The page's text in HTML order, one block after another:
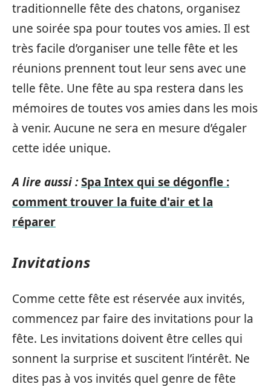
traditionnelle fête des chatons, organisez
une soirée spa pour toutes vos amies. Il est
très facile d’organiser une telle fête et les
réunions prennent tout leur sens avec une
telle fête. Une fête au spa restera dans les
mémoires de toutes vos amies dans les mois
à venir. Aucune ne sera en mesure d’égaler
cette idée unique.
A lire aussi :Spa Intex qui se dégonfle :
comment trouver la fuite d'air et la
réparer
Invitations
Comme cette fête est réservée aux invités,
commencez par faire des invitations pour la
fête. Les invitations doivent être celles qui
sonnent la surprise et suscitent l’intérêt. Ne
dites pas à vos invités quel genre de fête